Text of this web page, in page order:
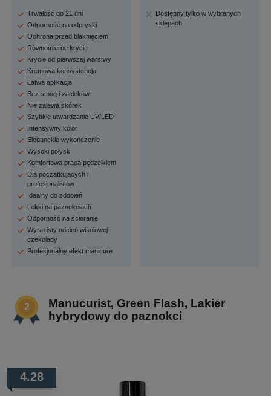
Trwałość do 21 dni
Odporność na odpryski
Ochrona przed blaknięciem
Równomierne krycie
Krycie od pierwszej warstwy
Kremowa konsystencja
Łatwa aplikacja
Bez smug i zacieków
Nie zalewa skórek
Szybkie utwardzanie UV/LED
Intensywny kolor
Eleganckie wykończenie
Wysoki połysk
Komfortowa praca pędzelkiem
Dla początkujących i
profesjonalistów
Idealny do zdobień
Lekki na paznokciach
Odporność na ścieranie
Wyrazisty odcień wiśniowej
czekolady
Profesjonalny efekt manicure
Dostępny tylko w wybranych
sklepach
Manucurist, Green Flash, Lakier
hybrydowy do paznokci
4.28